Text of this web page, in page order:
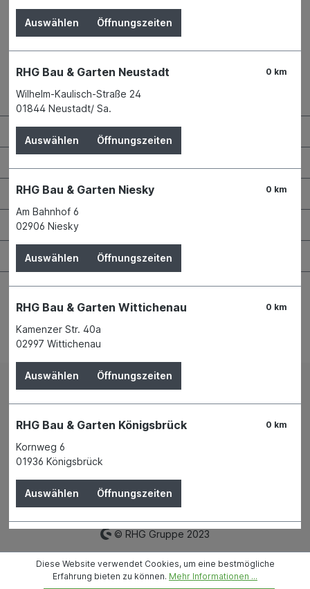
Kontaktdaten und Öffnungszeiten
RHG Helfer
Maschinen & Werkzeuge
Bauen & Renovieren
Garten & Landschaftsbau
* Alle Preise inkl. gesetzl. Mehrwertsteuer zzgl.
Versandkosten
und ggf. Nachnahmegebühren, wenn nicht
anders angegeben.
© RHG Gruppe 2023
Diese Website verwendet Cookies, um eine bestmögliche
Erfahrung bieten zu können. Mehr Informationen ...
Auswählen Öffnungszeiten
0 km
RHG Bau & Garten Neustadt
Wilhelm-Kaulisch-Straße 24
01844 Neustadt/ Sa.
Auswählen Öffnungszeiten
0 km
RHG Bau & Garten Niesky
Am Bahnhof 6
02906 Niesky
Auswählen Öffnungszeiten
0 km
RHG Bau & Garten Wittichenau
Kamenzer Str. 40a
02997 Wittichenau
Auswählen Öffnungszeiten
0 km
RHG Bau & Garten Königsbrück
Kornweg 6
01936 Königsbrück
Auswählen Öffnungszeiten
RHG Bau & Garten Neukirch
Bönnigheimer Ring 2
01904 Neukirch